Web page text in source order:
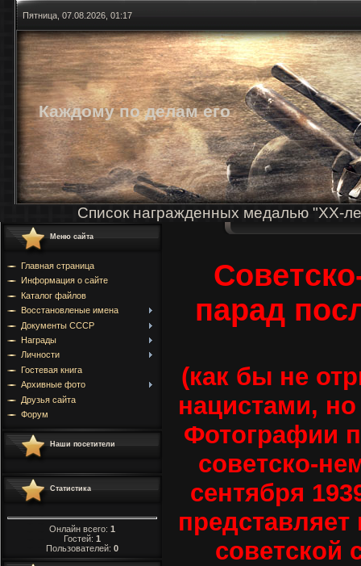
Пятница, 07.08.2026, 01:17
Каждому по делам его
Список награжденных медалью "ХХ-
Меню сайта
Главная страница
Информация о сайте
Каталог файлов
Восстановленые имена
Документы СССР
Награды
Личности
Гостевая книга
Архивные фото
Друзья сайта
Форум
Наши посетители
Статистика
Онлайн всего: 1
Гостей: 1
Пользователей: 0
парад
(как бы не
нацистами,
Фотографии
советско-
сентября
советской